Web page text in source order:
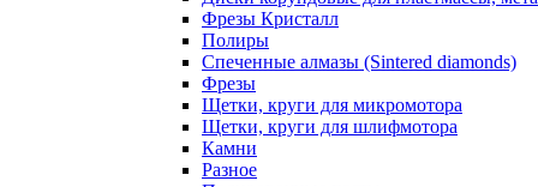
Фрезы Кристалл
Полиры
Спеченные алмазы (Sintered diamonds)
Фрезы
Щетки, круги для микромотора
Щетки, круги для шлифмотора
Камни
Разное